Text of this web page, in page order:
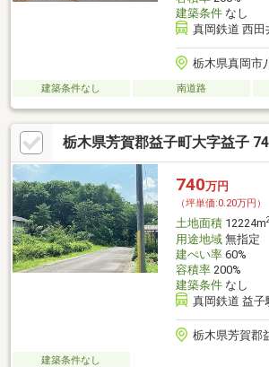
建築条件なし
真岡鉄道 西田
栃木県真岡市
建築条件なし 南道路
栃木県芳賀郡益子町大字益子
740万円
（坪単価:0.20万円）
土地面積12224m
用途地域無指定
建ぺい率60%
容積率200%
建築条件なし
真岡鉄道 益子
栃木県芳賀郡
建築条件なし